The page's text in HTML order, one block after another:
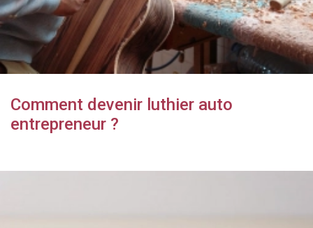
Comment devenir luthier auto
entrepreneur ?